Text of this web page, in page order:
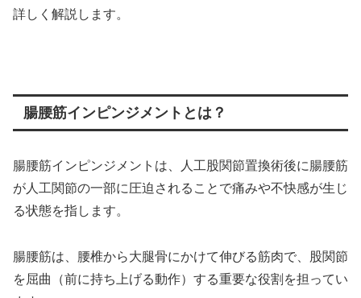
詳しく解説します。
腸腰筋インピンジメントとは？
腸腰筋インピンジメントは、人工股関節置換術後に腸腰筋
が人工関節の一部に圧迫されることで痛みや不快感が生じ
る状態を指します。
腸腰筋は、腰椎から大腿骨にかけて伸びる筋肉で、股関節
を屈曲（前に持ち上げる動作）する重要な役割を担ってい